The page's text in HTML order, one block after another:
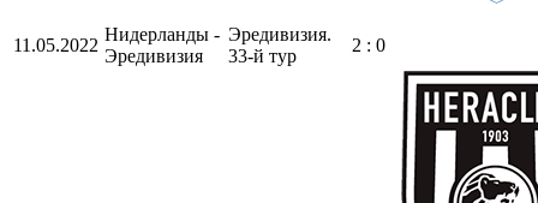
11.05.2022
Нидерланды -
Эредивизия
Эредивизия.
33-й тур
2 : 0